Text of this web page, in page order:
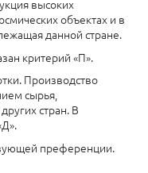
высоких
объектах и в
данной стране.
критерий «П».
Производство
сырья,
стран. В
преференции.